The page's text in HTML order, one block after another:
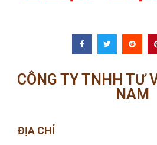
CÔNG TY TNHH TƯ
NAM
ĐỊA CHỈ